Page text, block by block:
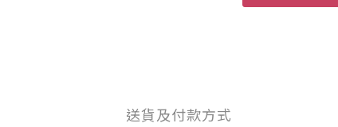
送貨及付款方式